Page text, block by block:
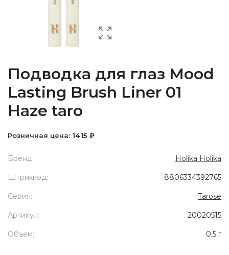
Подводка для глаз Mood
Lasting Brush Liner 01
Haze taro
Розничная цена: 1415 ₽
Бренд: Holika Holika
Штрихкод: 8806334392765
Серия: Tarose
Артикул: 20020515
Объем: 0,5 г